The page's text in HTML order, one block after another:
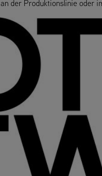
der Produktionslinie oder